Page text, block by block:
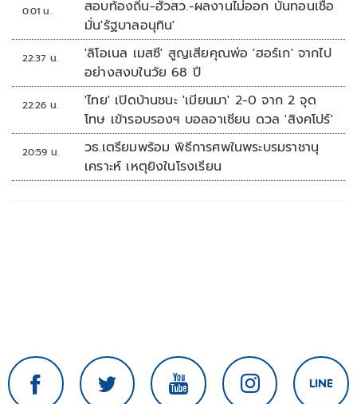
0:01 น.
สอบท้องถิ่น-ฮั้วสว.-ผลงานไม่ออก บั่นทอนเชื่อ
มั่น'รัฐบาลอนุทิน'
22:37 น.
'ลิโอเนล เมสซี' สูญเสียคุณพ่อ 'ฮอร์เก' จากไป
อย่างสงบในวัย 68 ปี
22:26 น.
'ไทย' เปิดบ้านชนะ 'เมียนมา' 2-0 จาก 2 จุด
โทษ เข้ารอบรองฯ บอลอาเซียน ดวล 'สิงคโปร์'
20:59 น.
วธ.เตรียมพร้อม พิธีการศพในพระบรมราชานุ
เคราะห์ เหตุยิงในโรงเรียน